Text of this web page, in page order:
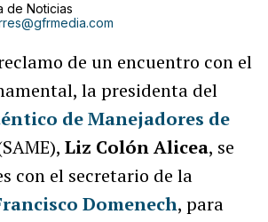
de Noticias
de un encuentro con el
la presidenta del
de Manejadores de
Liz Colón Alicea, se
con el secretario de la
Domenech, para